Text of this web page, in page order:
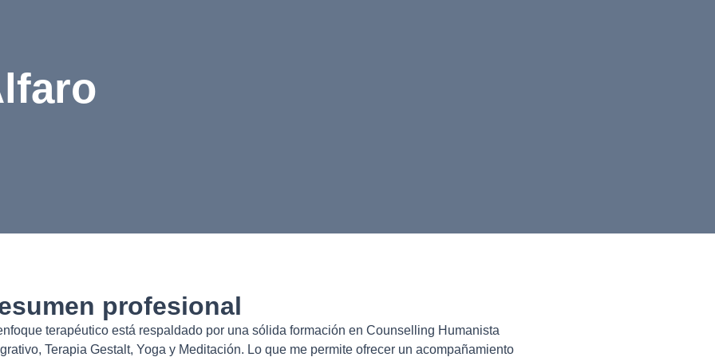
profesional
terapéutico está respaldado por una sólida formación en Counselling Humanista
Terapia Gestalt, Yoga y Meditación. Lo que me permite ofrecer un acompañamiento